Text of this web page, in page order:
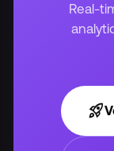
Real-
rocket_launch